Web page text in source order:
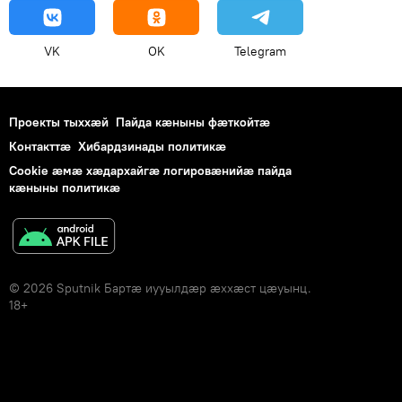
VK OK Telegram
Проекты тыххӕй Пайда кӕныны фӕткойтӕ
Контакттӕ Хибардзинады политикæ
Cookie æмæ хæдархайгæ логировæнийæ пайда
кæныны политикæ
© 2026 Sputnik Бартӕ иууылдӕр ӕххӕст цӕуынц.
18+